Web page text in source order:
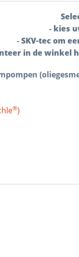
- kies
-SKV-tec om
in de winkel
®)